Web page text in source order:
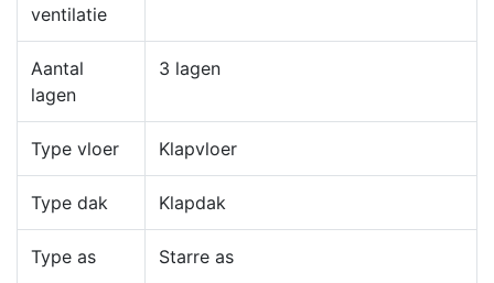
ventilatie
Aantal
lagen
3 lagen
Type vloer Klapvloer
Type dak Klapdak
Type as Starre as